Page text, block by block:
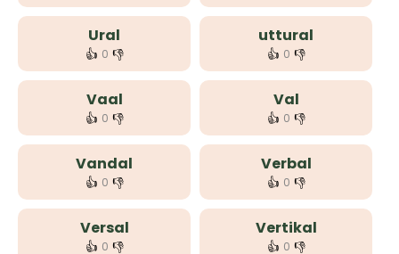
Ural
👍 0 👎
uttural
👍 0 👎
Vaal
👍 0 👎
Val
👍 0 👎
Vandal
👍 0 👎
Verbal
👍 0 👎
Versal
👍 0 👎
Vertikal
👍 0 👎